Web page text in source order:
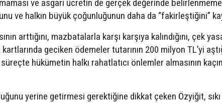
ve asgari ücretin de gerçek değerinde
ve halkın büyük çoğunluğunun daha da “fakirleştiğini”
arttığını, mazbatalarla karşı karşıya kalındığını, çek
kartlarında geciken ödemeler tutarının 200 milyon TL’yi
hükümetin halkı rahatlatıcı önlemler almasının
yerine getirmesi gerektiğine dikkat çeken Özyiğit,